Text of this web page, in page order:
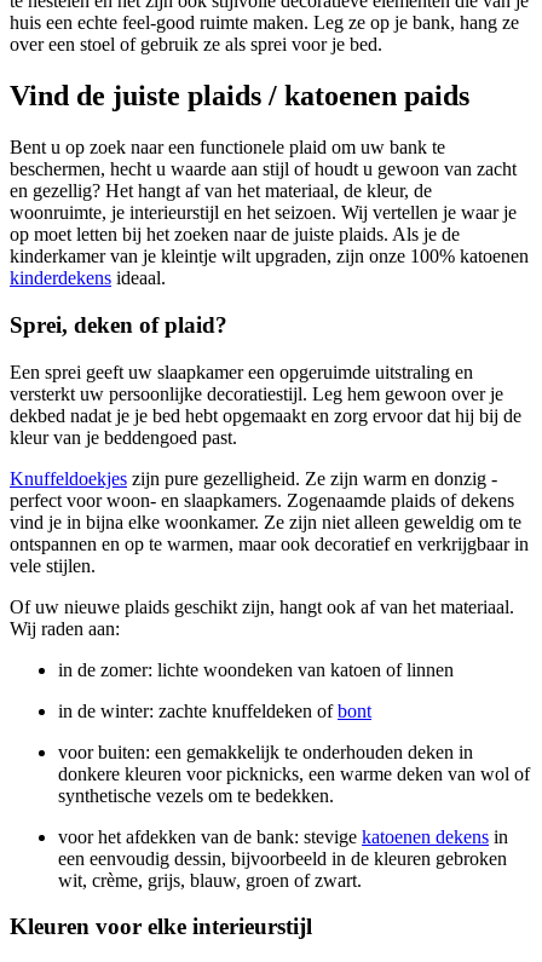
huis een echte feel-good ruimte maken. Leg ze op je bank, hang ze
over een stoel of gebruik ze als sprei voor je bed.
Vind de juiste plaids / katoenen paids
Bent u op zoek naar een functionele plaid om uw bank te
beschermen, hecht u waarde aan stijl of houdt u gewoon van zacht
en gezellig? Het hangt af van het materiaal, de kleur, de
woonruimte, je interieurstijl en het seizoen. Wij vertellen je waar je
op moet letten bij het zoeken naar de juiste plaids. Als je de
kinderkamer van je kleintje wilt upgraden, zijn onze 100% katoenen
kinderdekens ideaal.
Sprei, deken of plaid?
Een sprei geeft uw slaapkamer een opgeruimde uitstraling en
versterkt uw persoonlijke decoratiestijl. Leg hem gewoon over je
dekbed nadat je je bed hebt opgemaakt en zorg ervoor dat hij bij de
kleur van je beddengoed past.
Knuffeldoekjes zijn pure gezelligheid. Ze zijn warm en donzig -
perfect voor woon- en slaapkamers. Zogenaamde plaids of dekens
vind je in bijna elke woonkamer. Ze zijn niet alleen geweldig om te
ontspannen en op te warmen, maar ook decoratief en verkrijgbaar in
vele stijlen.
Of uw nieuwe plaids geschikt zijn, hangt ook af van het materiaal.
Wij raden aan:
in de zomer: lichte woondeken van katoen of linnen
in de winter: zachte knuffeldeken ofbont
voor buiten: een gemakkelijk te onderhouden deken in
donkere kleuren voor picknicks, een warme deken van wol of
synthetische vezels om te bedekken.
voor het afdekken van de bank: stevige katoenen dekens in
een eenvoudig dessin, bijvoorbeeld in de kleuren gebroken
wit, crème, grijs, blauw, groen of zwart.
Kleuren voor elke interieurstijl